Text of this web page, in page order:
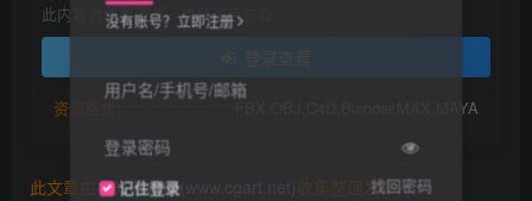
此内容为免费资源，请登录后查看
资源格式： FBX,OBJ,C4D,Blender,MAX,MAYA
此文章由 橙光艺术网(www.cgart.net) 收集整理发布
没有账号？立即注册
用户名/手机号/邮箱
登录密码
记住登录 找回密码